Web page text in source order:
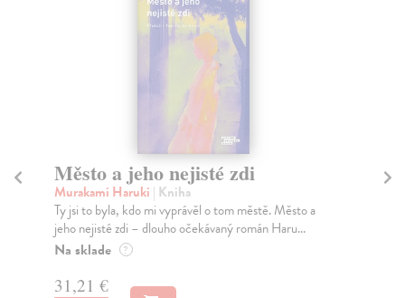
Město a jeho nejisté zdi
Murakami Haruki | Kniha
Ty jsi to byla, kdo mi vyprávěl o tom městě. Město a
jeho nejisté zdi – dlouho očekávaný román Haru...
Na sklade ?
31,21 €